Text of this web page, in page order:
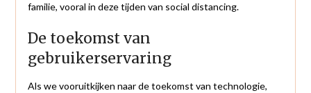
familie, vooral in deze tijden van social distancing.
De toekomst van
gebruikerservaring
Als we vooruitkijken naar de toekomst van technologie,